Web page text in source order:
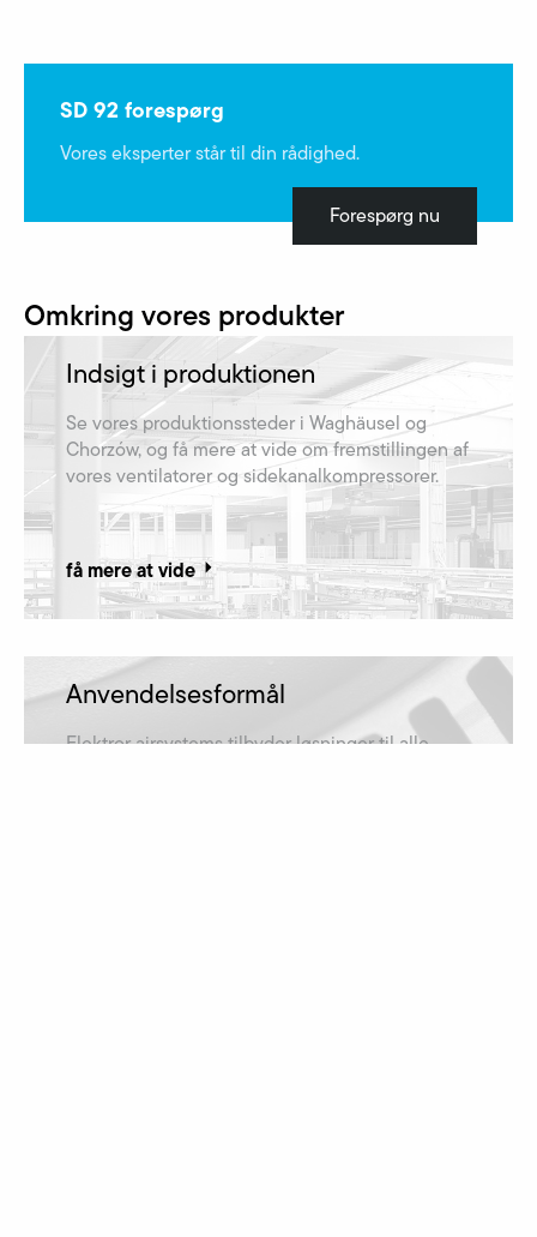
SD 92 forespørg
Vores eksperter står til din rådighed.
Forespørg nu
Omkring vores produkter
Indsigt i produktionen
Se vores produktionssteder i Waghäusel og
Chorzów, og få mere at vide om fremstillingen af​
vores ventilatorer og sidekanalkompressorer.
få mere at vide
Anvendelsesformål
Elektror airsystems tilbyder løsninger til alle